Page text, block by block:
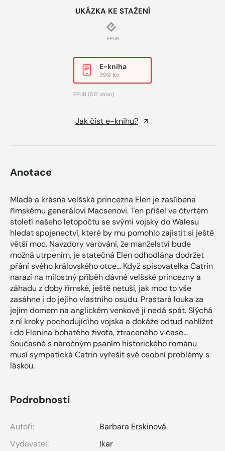
UKÁZKA KE STAŽENÍ
EPUB
E-kniha
399 Kč
EPUB (512 stran)
Jak číst e-knihu?
Anotace
Mladá a krásná velšská princezna Elen je zaslíbena
římskému generálovi Macsenovi. Ten přišel ve čtvrtém
století našeho letopočtu se svými vojsky do Walesu
hledat spojenectví, které by mu pomohlo zajistit si ještě
větší moc. Navzdory varování, že manželství bude
možná utrpením, je statečná Elen odhodlána dodržet
přání svého královského otce… Když spisovatelka Catrin
narazí na milostný příběh dávné velšské princezny a
záhadu z doby římské, ještě netuší, jak moc to vše
zasáhne i do jejího vlastního osudu. Prastará louka za
jejím domem na anglickém venkově jí nedá spát. Slýchá
z ní kroky pochodujícího vojska a dokáže odtud nahlížet
i do Elenina bohatého života, ztraceného v čase...
Současně s náročným psaním historického románu
musí sympatická Catrin vyřešit své osobní problémy s
láskou.
Podrobnosti
Autoři:
Barbara Erskinová
Vydavatel:
Ikar